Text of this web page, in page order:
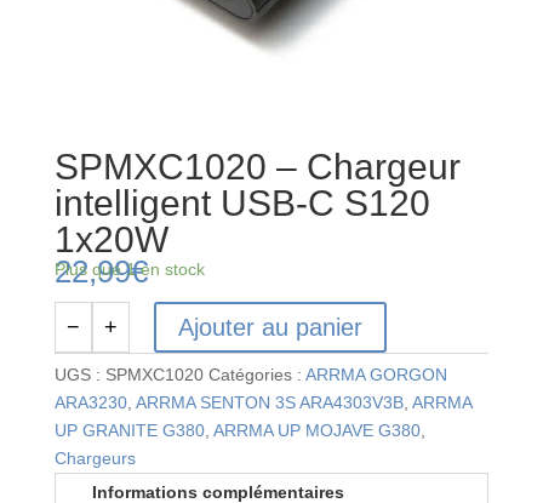
SPMXC1020 – Chargeur
intelligent USB-C S120
1x20W
22,99€
Plus que 1 en stock
quantité
de
SPMXC1020
-
Chargeur
intelligent
− + Ajouter au panier
UGS : SPMXC1020 Catégories : ARRMA GORGON
ARA3230, ARRMA SENTON 3S ARA4303V3B, ARRMA
UP GRANITE G380, ARRMA UP MOJAVE G380,
Chargeurs
Informations complémentaires